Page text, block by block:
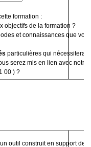
formation :
objectifs de la formation ?
et connaissances que
particulières qui
serez mis en lien avec notre
00 ) ?
outil construit en support de